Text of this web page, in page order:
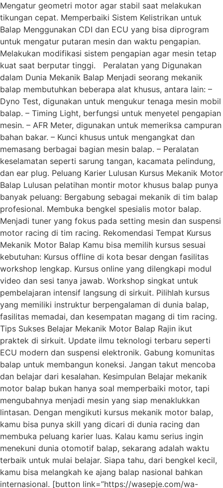
Mengatur geometri motor agar stabil saat melakukan
tikungan cepat. Memperbaiki Sistem Kelistrikan untuk
Balap Menggunakan CDI dan ECU yang bisa diprogram
untuk mengatur putaran mesin dan waktu pengapian.
Melakukan modifikasi sistem pengapian agar mesin tetap
kuat saat berputar tinggi. Peralatan yang Digunakan
dalam Dunia Mekanik Balap Menjadi seorang mekanik
balap membutuhkan beberapa alat khusus, antara lain: –
Dyno Test, digunakan untuk mengukur tenaga mesin mobil
balap. – Timing Light, berfungsi untuk menyetel pengapian
mesin. – AFR Meter, digunakan untuk memeriksa campuran
bahan bakar. – Kunci khusus untuk mengangkat dan
memasang berbagai bagian mesin balap. – Peralatan
keselamatan seperti sarung tangan, kacamata pelindung,
dan ear plug. Peluang Karier Lulusan Kursus Mekanik Motor
Balap Lulusan pelatihan montir motor khusus balap punya
banyak peluang: Bergabung sebagai mekanik di tim balap
profesional. Membuka bengkel spesialis motor balap.
Menjadi tuner yang fokus pada setting mesin dan suspensi
motor racing di tim racing. Rekomendasi Tempat Kursus
Mekanik Motor Balap Kamu bisa memilih kursus sesuai
kebutuhan: Kursus offline di kota besar dengan fasilitas
workshop lengkap. Kursus online yang dilengkapi modul
video dan sesi tanya jawab. Workshop singkat untuk
pembelajaran intensif langsung di sirkuit. Pilihlah kursus
yang memiliki instruktur berpengalaman di dunia balap,
fasilitas memadai, dan kesempatan magang di tim racing.
Tips Sukses Belajar Mekanik Motor Balap Rajin ikut
praktek di sirkuit. Update ilmu teknologi terbaru seperti
ECU modern dan suspensi elektronik. Gabung komunitas
balap untuk membangun koneksi. Jangan takut mencoba
dan belajar dari kesalahan. Kesimpulan Belajar mekanik
motor balap bukan hanya soal memperbaiki motor, tapi
mengubahnya menjadi mesin yang siap menaklukkan
lintasan. Dengan mengikuti kursus mekanik motor balap,
kamu bisa punya skill yang dicari di dunia racing dan
membuka peluang karier luas. Kalau kamu serius ingin
menekuni dunia otomotif balap, sekarang adalah waktu
terbaik untuk mulai belajar. Siapa tahu, dari bengkel kecil,
kamu bisa melangkah ke ajang balap nasional bahkan
internasional. [button link=”https://wasepje.com/wa-